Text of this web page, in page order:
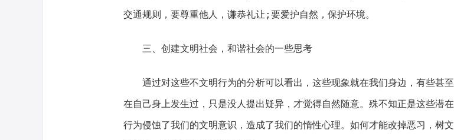
交通规则，要尊重他人，谦恭礼让;要爱护自然，保护环境。
三、创建文明社会，和谐社会的一些思考
通过对这些不文明行为的分析可以看出，这些现象就在我们身边，有些甚至
在自己身上发生过，只是没人提出疑异，才觉得自然随意。殊不知正是这些潜在
行为侵蚀了我们的文明意识，造成了我们的惰性心理。如何才能改掉恶习，树文